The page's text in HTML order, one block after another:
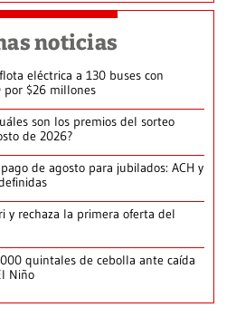
noticias
eléctrica a 130 buses con
por $26 millones
son los premios del sorteo
de 2026?
de agosto para jubilados: ACH y
y rechaza la primera oferta del
quintales de cebolla ante caída
Niño